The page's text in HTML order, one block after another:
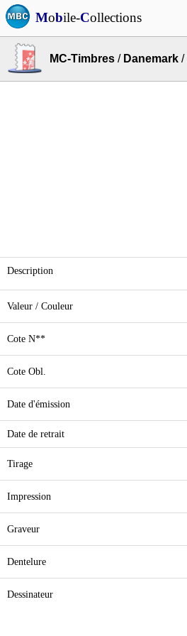
Mobile-Collections
MC-Timbres / Danemark /
Description
Valeur / Couleur
Cote N**
Cote Obl.
Date d'émission
Date de retrait
Tirage
Impression
Graveur
Dentelure
Dessinateur